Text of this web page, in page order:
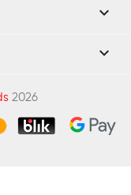


2026